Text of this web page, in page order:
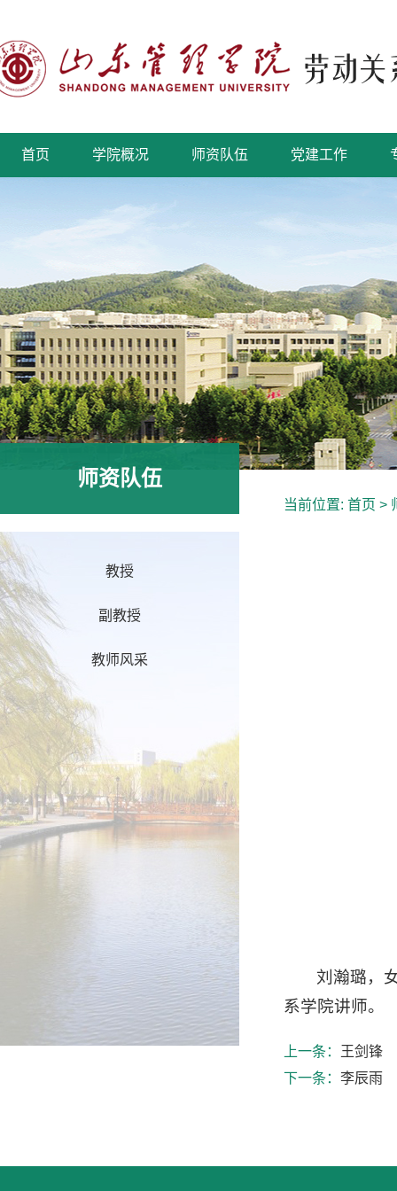
首页 学院概况 师资队伍 党建工作
师资队伍
教授
副教授
教师风采
当前位置: 首页 >
刘瀚璐，
系学院讲师。
上一条：
王剑锋
下一条： 李辰雨